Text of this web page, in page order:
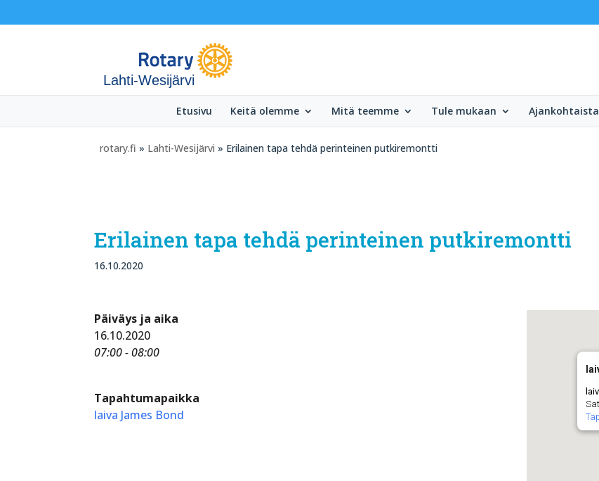
Lahti-Wesijärvi
Etusivu Keitä olemme Mitä teemme Tule mukaan Ajankohtaista
rotary.fi » Lahti-Wesijärvi » Erilainen tapa tehdä perinteinen putkiremontti
Erilainen tapa tehdä perinteinen putkiremontti
16.10.2020
Päiväys ja aika
16.10.2020
07:00 - 08:00
Tapahtumapaikka
laiva James Bond